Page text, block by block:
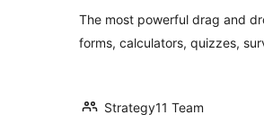
The most powerful drag and
forms, calculators, quizzes,
Strategy11 Team